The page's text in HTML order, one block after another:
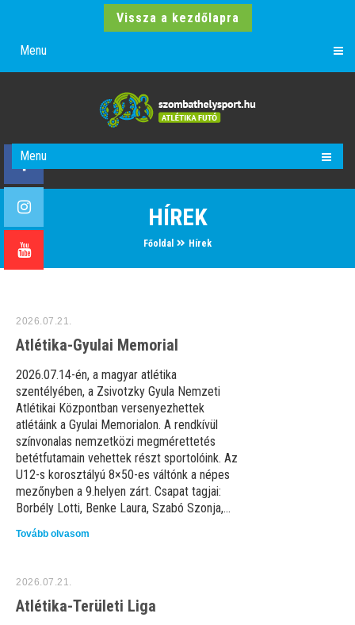
Vissza a kezdőlapra
Menu
Menu
HÍREK
Főoldal Hírek
2026.07.21.
Atlétika-Gyulai Memorial
2026.07.14-én, a magyar atlétika
szentélyében, a Zsivotzky Gyula Nemzeti
Atlétikai Központban versenyezhettek
atlétáink a Gyulai Memorialon. A rendkívül
színvonalas nemzetközi megmérettetés
betétfutamain vehettek részt sportolóink. Az
U12-s korosztályú 8×50-es váltónk a népes
mezőnyben a 9.helyen zárt. Csapat tagjai:
Borbély Lotti, Benke Laura, Szabó Szonja,...
Tovább olvasom
2026.07.21.
Atlétika-Területi Liga